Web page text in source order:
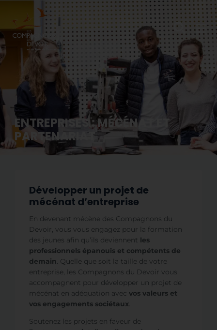
ENTREPRISES : MÉCÉNAT ET
PARTENARIAT
Développer un projet de
mécénat d’entreprise
En devenant mécène des Compagnons du
Devoir, vous vous engagez pour la formation
des jeunes afin qu’ils deviennent les
professionnels épanouis et compétents de
demain. Quelle que soit la taille de votre
entreprise, les Compagnons du Devoir vous
accompagnent pour développer un projet de
mécénat en adéquation avec vos valeurs et
vos engagements sociétaux.
Soutenez les projets en faveur de